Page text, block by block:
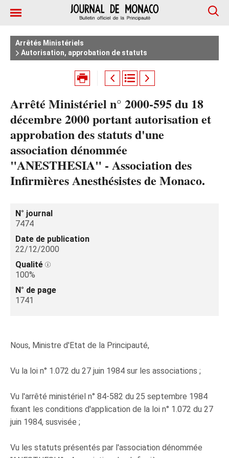
Arrêtés Ministériels
Autorisation, approbation de statuts
Arrêté Ministériel n° 2000-595 du 18
décembre 2000 portant autorisation et
approbation des statuts d'une
association dénommée
"ANESTHESIA" - Association des
Infirmières Anesthésistes de Monaco.
N° journal
7474
Date de publication
22/12/2000
Qualité
100%
N° de page
1741
Nous, Ministre d'Etat de la Principauté,
Vu la loi n° 1.072 du 27 juin 1984 sur les associations ;
Vu l'arrêté ministériel n° 84-582 du 25 septembre 1984
fixant les conditions d'application de la loi n° 1.072 du 27
juin 1984, susvisée ;
Vu les statuts présentés par l'association dénommée